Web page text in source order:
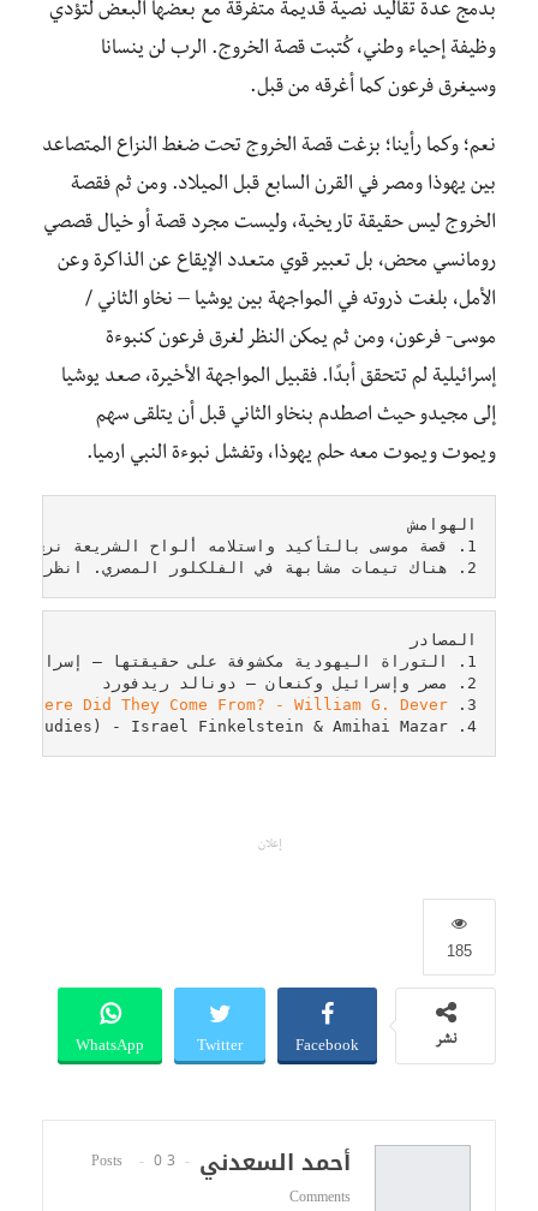
بدمج عدة تقاليد نصية قديمة متفرقة مع بعضها البعض لتؤدي
وظيفة إحياء وطني، كُتبت قصة الخروج. الرب لن ينسانا
وسيغرق فرعون كما أغرقه من قبل.
نعم؛ وكما رأينا؛ بزغت قصة الخروج تحت ضغط النزاع المتصاعد
بين يهوذا ومصر في القرن السابع قبل الميلاد. ومن ثم فقصة
الخروج ليس حقيقة تاريخية، وليست مجرد قصة أو خيال قصصي
رومانسي محض، بل تعبير قوي متعدد الإيقاع عن الذاكرة وعن
الأمل، بلغت ذروته في المواجهة بين يوشيا – نخاو الثاني /
موسى- فرعون، ومن ثم يمكن النظر لغرق فرعون كنبوءة
إسرائيلية لم تتحقق أبدًا. فقبيل المواجهة الأخيرة، صعد يوشيا
إلى مجيدو حيث اصطدم بنخاو الثاني قبل أن يتلقى سهم
ويموت ويموت معه حلم يهوذا، وتفشل نبوءة النبي ارميا.
2. هناك تيمات مشابهة في الفلكلور المصري. انظر كتاب ريدفورد.
3.
Did They Come From? - William G. Dever
4. The Quest for the Historical Israel: Debating Archaeology and the History of Early Israel (Archaeology & Biblical Studies) - Israel Finkelstein & Amihai Mazar
إعلان
185
نشر Facebook
Twitter
WhatsApp
أحمد السعدني 3 Posts
0
Comments